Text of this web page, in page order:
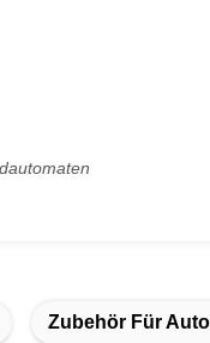
Zubehör Für